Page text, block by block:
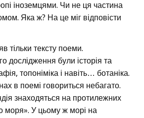
іноземцями. Чи не ця частина
Яка ж? На це міг відповісти
тільки тексту поеми.
дослідження були історія та
топоніміка і навіть… ботаніка.
в поемі говориться небагато.
знаходяться на протилежних
моря». У цьому ж морі на